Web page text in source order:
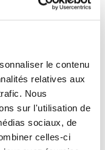
le contenu
relatives aux
Nous
sur l'utilisation de
sociaux, de
celles-ci
Safran
tirs du